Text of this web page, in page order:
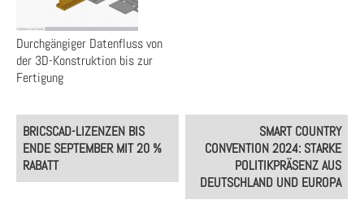
Durchgängiger Datenfluss von
der 3D-Konstruktion bis zur
Fertigung
Post
navigation
BRICSCAD-LIZENZEN BIS
ENDE SEPTEMBER MIT 20 %
RABATT
SMART COUNTRY
CONVENTION 2024: STARKE
POLITIKPRÄSENZ AUS
DEUTSCHLAND UND EUROPA